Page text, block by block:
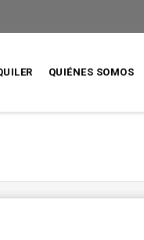
QUIÉNES SOMOS